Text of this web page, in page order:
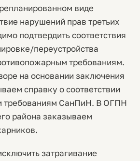
виде
нарушений прав третьих
подтвердить соответствия
переустройства
требованиям.
на основании заключения
справку о соответствии
требованиям СанПиН. В ОГПН
района заказываем
затрагивание